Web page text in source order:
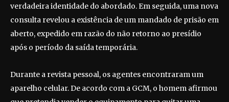
verdadeira identidade do abordado. Em seguida, uma nova
consulta revelou a existência de um mandado de prisão em
aberto, expedido em razão do não retorno ao presídio
após o período da saída temporária.
Durante a revista pessoal, os agentes encontraram um
aparelho celular. De acordo com a GCM, o homem afirmou